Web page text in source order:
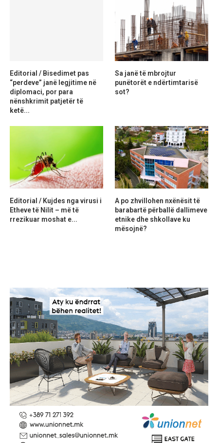
Editorial / Bisedimet pas
“perdeve” janë legjitime në
diplomaci, por para
nënshkrimit patjetër të
ketë...
Sa janë të mbrojtur
punëtorët e ndërtimtarisë
sot?
Editorial / Kujdes nga virusi i
Etheve të Nilit – më të
rrezikuar moshat e...
A po zhvillohen nxënësit të
barabartë përballë dallimeve
etnike dhe shkollave ku
mësojnë?